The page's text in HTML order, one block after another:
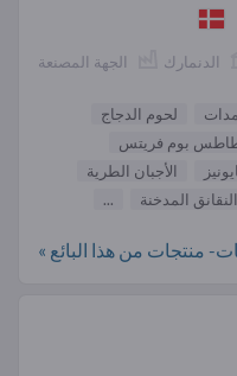
الجهة المصنعة الدنمارك
لحوم الدجاج
بوم فريتس
الأجبان الطرية
النقانق المدخنة ...
منتجات من هذا البائع »